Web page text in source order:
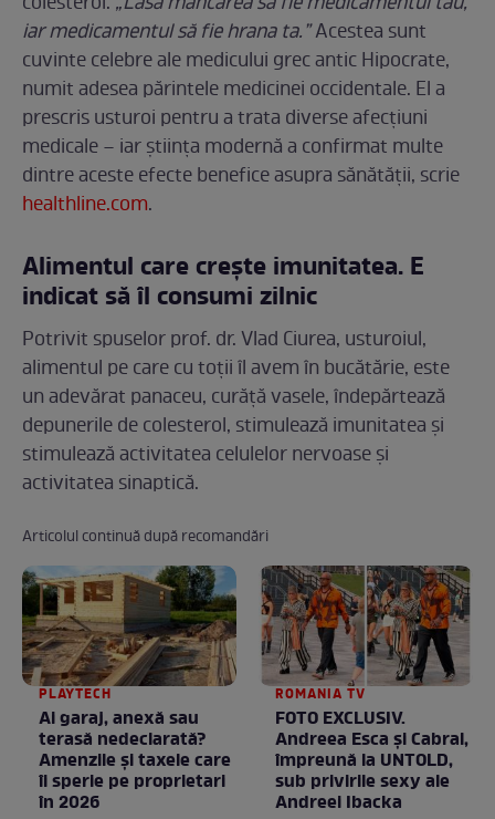
iar medicamentul să fie hrana ta.”Acestea sunt
cuvinte celebre ale medicului grec antic Hipocrate,
numit adesea părintele medicinei occidentale. El a
prescris usturoi pentru a trata diverse afecțiuni
medicale – iar știința modernă a confirmat multe
dintre aceste efecte benefice asupra sănătății, scrie
healthline.com.
Alimentul care crește imunitatea. E
indicat să îl consumi zilnic
Potrivit spuselor prof. dr. Vlad Ciurea, usturoiul,
alimentul pe care cu toții îl avem în bucătărie, este
un adevărat panaceu, curăță vasele, îndepărtează
depunerile de colesterol, stimulează imunitatea și
stimulează activitatea celulelor nervoase și
activitatea sinaptică.
Articolul continuă după recomandări
PLAYTECH
Ai garaj, anexă sau
terasă nedeclarată?
Amenzile și taxele care
îi sperie pe proprietari
în 2026
ROMANIA TV
FOTO EXCLUSIV.
Andreea Esca şi Cabral,
împreună la UNTOLD,
sub privirile sexy ale
Andreei Ibacka